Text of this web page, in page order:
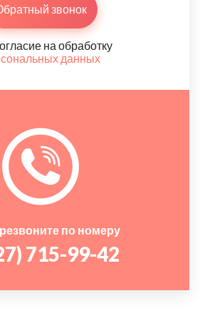
звонок
на обработку
данных
по номеру
715-99-42